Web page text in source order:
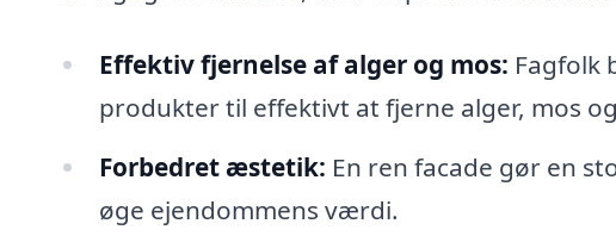
Effektiv fjernelse af alger og mos: Fagfolk
produkter til effektivt at fjerne alger, mos
Forbedret æstetik: En ren facade gør en
øge ejendommens værdi.